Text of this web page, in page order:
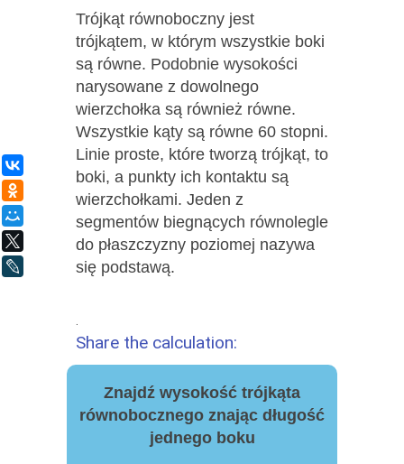
Trójkąt równoboczny jest
trójkątem, w którym wszystkie boki
są równe. Podobnie wysokości
narysowane z dowolnego
wierzchołka są również równe.
Wszystkie kąty są równe 60 stopni.
Linie proste, które tworzą trójkąt, to
boki, a punkty ich kontaktu są
wierzchołkami. Jeden z
segmentów biegnących równolegle
do płaszczyzny poziomej nazywa
się podstawą.
Share the calculation:
Znajdź wysokość trójkąta
równobocznego znając długość
jednego boku
Одноклассники
Мой Мир
LiveJournal